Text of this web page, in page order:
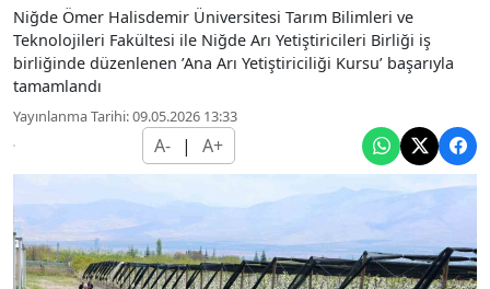
Niğde Ömer Halisdemir Üniversitesi Tarım Bilimleri ve
Teknolojileri Fakültesi ile Niğde Arı Yetiştiricileri Birliği iş
birliğinde düzenlenen ’Ana Arı Yetiştiriciliği Kursu’ başarıyla
tamamlandı
Yayınlanma Tarihi: 09.05.2026 13:33
A- | A+